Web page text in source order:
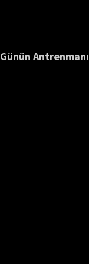
Günün Antrenmanı